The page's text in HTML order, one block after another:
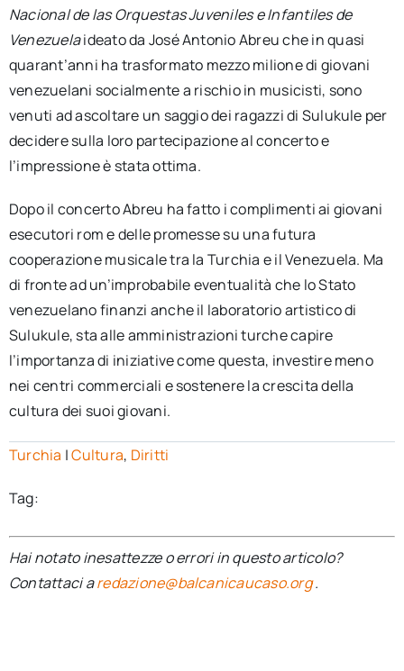
Nacional de las Orquestas Juveniles e Infantiles de
Venezuelaideato da José Antonio Abreu che in quasi
quarant’anni ha trasformato mezzo milione di giovani
venezuelani socialmente a rischio in musicisti, sono
venuti ad ascoltare un saggio dei ragazzi di Sulukule per
decidere sulla loro partecipazione al concerto e
l’impressione è stata ottima.
Dopo il concerto Abreu ha fatto i complimenti ai giovani
esecutori rom e delle promesse su una futura
cooperazione musicale tra la Turchia e il Venezuela. Ma
di fronte ad un’improbabile eventualità che lo Stato
venezuelano finanzi anche il laboratorio artistico di
Sulukule, sta alle amministrazioni turche capire
l’importanza di iniziative come questa, investire meno
nei centri commerciali e sostenere la crescita della
cultura dei suoi giovani.
Turchia |Cultura, Diritti
Tag:
Hai notato inesattezze o errori in questo articolo?
Contattaci aredazione@balcanicaucaso.org.